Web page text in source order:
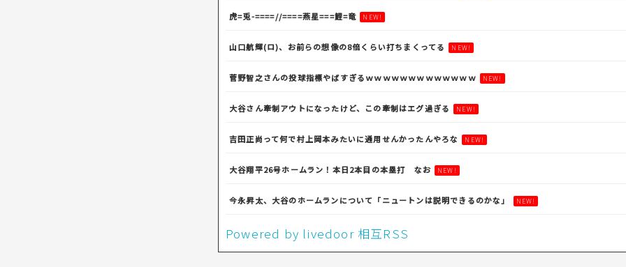
虎=兎-====//====燕星===鯉=竜 NEW!
山口航輝(ロ)、お前らの想像の8倍くらい打ちまくってる NEW!
菅野智之さんの投球指標やばすぎるｗｗｗｗｗｗｗｗｗｗｗｗｗ NEW!
大谷さん牽制アウトになったけど、この牽制はエグ過ぎる NEW!
吉田正尚って何で村上岡本みたいに通用せんかったんやろな NEW!
大谷翔平26号ホームラン！本日2本目の本塁打 なお NEW!
今永昇太、大谷のホームランについて「ニュートンは説明できるのかな」 NEW!
Powered by livedoor 相互RSS